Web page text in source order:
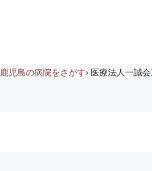
鹿児島の病院をさがす 医療法人一誠